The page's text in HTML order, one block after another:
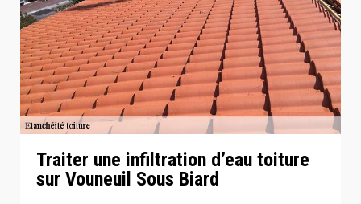
Traiter une infiltration d’eau toiture
sur Vouneuil Sous Biard